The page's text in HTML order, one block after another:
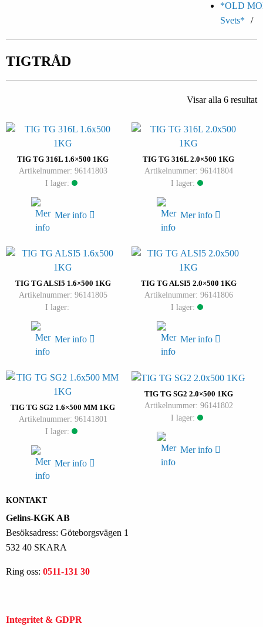
*OLD
Svets*
TIGTRÅD
Visar alla 6 resultat
TIG TG 316L 1.6×500 1KG
Artikelnummer: 96141803
I lager:
Mer info
TIG TG 316L 2.0×500 1KG
Artikelnummer: 96141804
I lager:
Mer info
TIG TG ALSI5 1.6×500 1KG
Artikelnummer: 96141805
I lager:
Mer info
TIG TG ALSI5 2.0×500 1KG
Artikelnummer: 96141806
I lager:
Mer info
TIG TG SG2 1.6×500 MM 1KG
Artikelnummer: 96141801
I lager:
Mer info
TIG TG SG2 2.0×500 1KG
Artikelnummer: 96141802
I lager:
Mer info
KONTAKT
Gelins-KGK AB
Besöksadress: Göteborgsvägen 1
532 40 SKARA
Ring oss: 0511-131 30
Integritet & GDPR